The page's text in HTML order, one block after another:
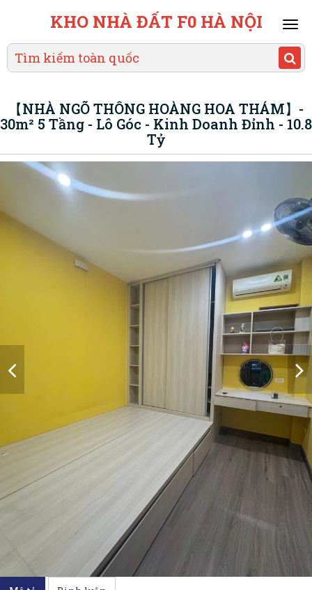
KHO NHÀ ĐẤT F0 HÀ NỘI
【NHÀ NGÕ THÔNG HOÀNG HOA THÁM】-
30m² 5 Tầng - Lô Góc - Kinh Doanh Đỉnh - 10.8
Tỷ